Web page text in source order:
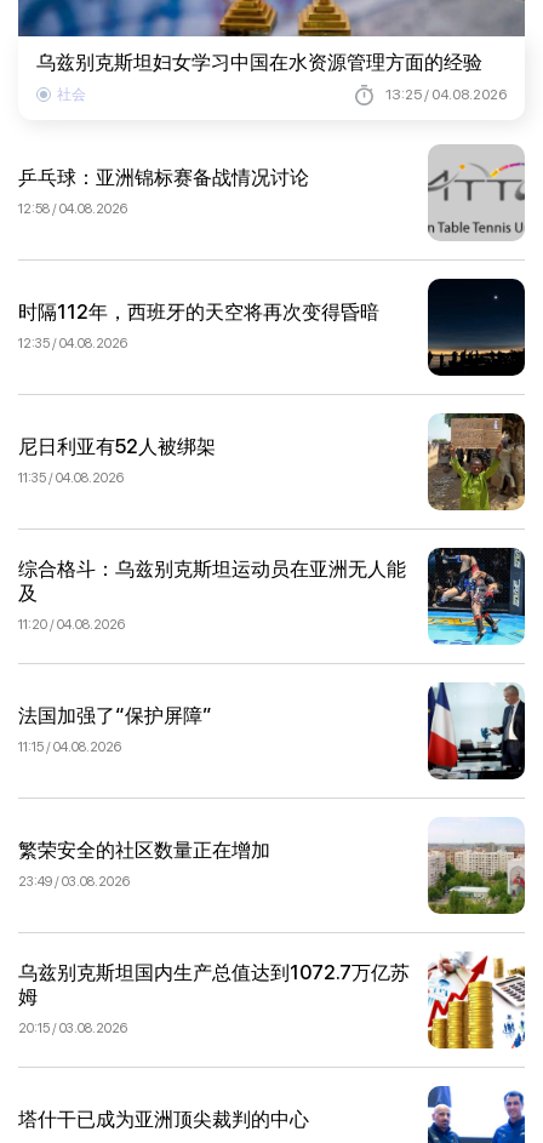
乌兹别克斯坦妇女学习中国在水资源管理方面的经验
社会 13:25 / 04.08.2026
乒乓球：亚洲锦标赛备战情况讨论
12:58 / 04.08.2026
时隔112年，西班牙的天空将再次变得昏暗
12:35 / 04.08.2026
尼日利亚有52人被绑架
11:35 / 04.08.2026
综合格斗：乌兹别克斯坦运动员在亚洲无人能
及
11:20 / 04.08.2026
法国加强了“保护屏障”
11:15 / 04.08.2026
繁荣安全的社区数量正在增加
23:49 / 03.08.2026
乌兹别克斯坦国内生产总值达到1072.7万亿苏
姆
20:15 / 03.08.2026
塔什干已成为亚洲顶尖裁判的中心